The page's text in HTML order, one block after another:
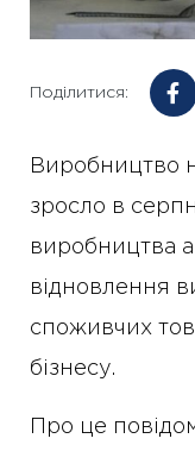
Поділитися:
Виробництво
зросло в
виробництва
відновлення
споживчих
бізнесу.
Про це